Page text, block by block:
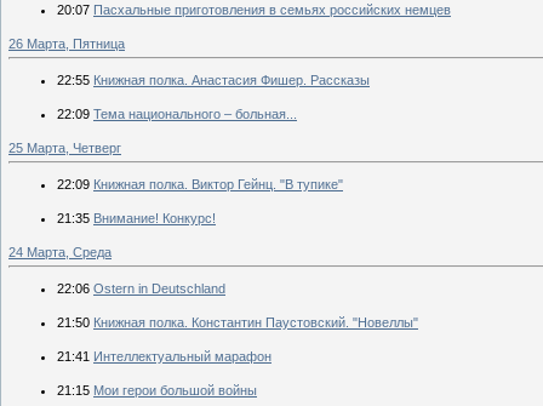
20:07 Пасхальные приготовления в семьях российских немцев
26 Марта, Пятница
22:55 Книжная полка. Анастасия Фишер. Рассказы
22:09 Тема национального – больная...
25 Марта, Четверг
22:09 Книжная полка. Виктор Гейнц. "В тупике"
21:35 Внимание! Конкурс!
24 Марта, Среда
22:06 Ostern in Deutschland
21:50 Книжная полка. Константин Паустовский. "Новеллы"
21:41 Интеллектуальный марафон
21:15 Мои герои большой войны